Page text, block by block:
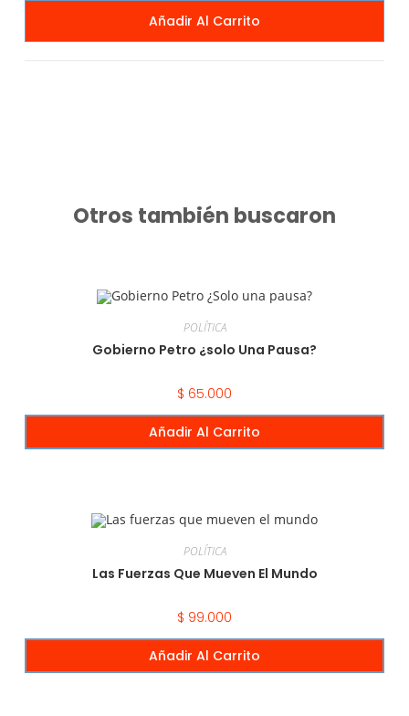
Añadir Al Carrito
Otros también buscaron
POLÍTICA
Gobierno Petro ¿solo Una Pausa?
$ 65.000
Añadir Al Carrito
POLÍTICA
Las Fuerzas Que Mueven El Mundo
$ 99.000
Añadir Al Carrito